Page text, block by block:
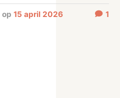
op15 april 2026 1